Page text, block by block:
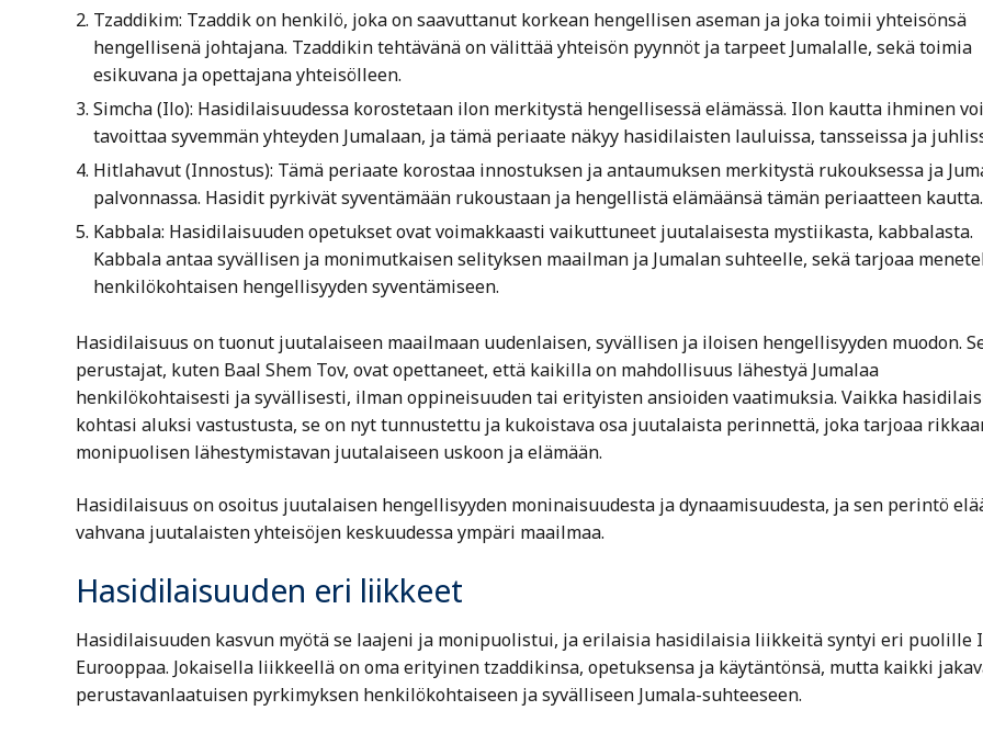
Tzaddikim: Tzaddik on henkilö, joka on saavuttanut korkean hengellisen aseman ja joka toimii yhteisönsä
hengellisenä johtajana. Tzaddikin tehtävänä on välittää yhteisön pyynnöt ja tarpeet Jumalalle, sekä toimia
esikuvana ja opettajana yhteisölleen.
Simcha (Ilo): Hasidilaisuudessa korostetaan ilon merkitystä hengellisessä elämässä. Ilon kautta ihminen voi
tavoittaa syvemmän yhteyden Jumalaan, ja tämä periaate näkyy hasidilaisten lauluissa, tansseissa ja
Hitlahavut (Innostus): Tämä periaate korostaa innostuksen ja antaumuksen merkitystä rukouksessa ja
palvonnassa. Hasidit pyrkivät syventämään rukoustaan ja hengellistä elämäänsä tämän periaatteen kautta.
Kabbala: Hasidilaisuuden opetukset ovat voimakkaasti vaikuttuneet juutalaisesta mystiikasta, kabbalasta.
Kabbala antaa syvällisen ja monimutkaisen selityksen maailman ja Jumalan suhteelle, sekä tarjoaa
henkilökohtaisen hengellisyyden syventämiseen.
Hasidilaisuus on tuonut juutalaiseen maailmaan uudenlaisen, syvällisen ja iloisen hengellisyyden muodon.
perustajat, kuten Baal Shem Tov, ovat opettaneet, että kaikilla on mahdollisuus lähestyä Jumalaa
henkilökohtaisesti ja syvällisesti, ilman oppineisuuden tai erityisten ansioiden vaatimuksia. Vaikka
kohtasi aluksi vastustusta, se on nyt tunnustettu ja kukoistava osa juutalaista perinnettä, joka tarjoaa
monipuolisen lähestymistavan juutalaiseen uskoon ja elämään.
Hasidilaisuus on osoitus juutalaisen hengellisyyden moninaisuudesta ja dynaamisuudesta, ja sen perintö
vahvana juutalaisten yhteisöjen keskuudessa ympäri maailmaa.
Hasidilaisuuden eri liikkeet
Hasidilaisuuden kasvun myötä se laajeni ja monipuolistui, ja erilaisia hasidilaisia liikkeitä syntyi eri puolille
Eurooppaa. Jokaisella liikkeellä on oma erityinen tzaddikinsa, opetuksensa ja käytäntönsä, mutta kaikki
perustavanlaatuisen pyrkimyksen henkilökohtaiseen ja syvälliseen Jumala-suhteeseen.